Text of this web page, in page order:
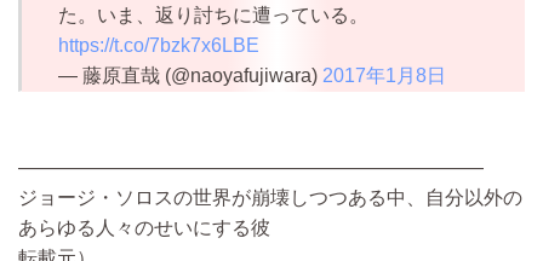
た。いま、返り討ちに遭っている。
https://t.co/7bzk7x6LBE
— 藤原直哉 (@naoyafujiwara) 2017年1月8日
――――――――――――――――――――――――
ジョージ・ソロスの世界が崩壊しつつある中、自分以外の
あらゆる人々のせいにする彼